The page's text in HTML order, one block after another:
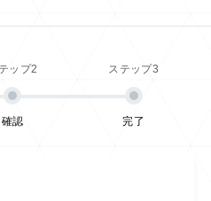
確認 完了